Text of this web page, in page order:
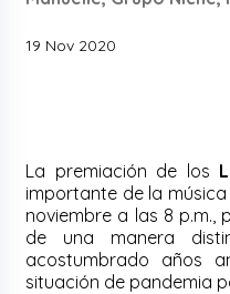
19 Nov 2020
La premiación de los
importante de la
noviembre a las 8 p.m.,
de una manera
acostumbrado años
situación de pandemia